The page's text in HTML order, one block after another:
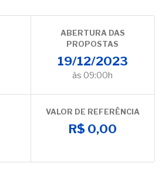
ABERTURA DAS
PROPOSTAS
19/12/2023
às 09:00h
VALOR DE REFERÊNCIA
R$ 0,00